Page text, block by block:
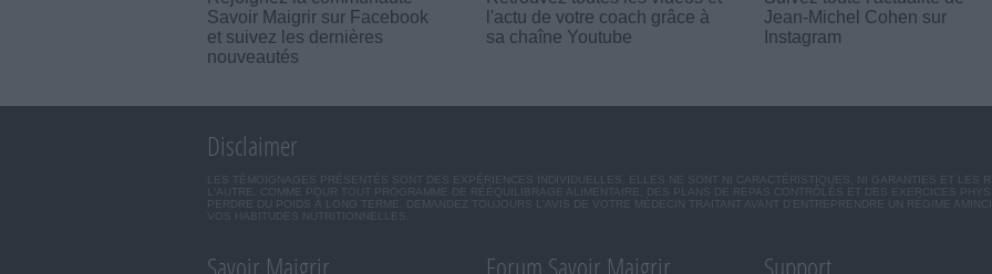
Savoir Maigrir sur Facebook
et suivez les dernières
nouveautés
l'actu de votre coach grâce à
sa chaîne Youtube
Jean-Michel Cohen sur
Instagram
Disclaimer
LES TÉMOIGNAGES PRÉSENTÉS SONT DES EXPÉRIENCES INDIVIDUELLES. ELLES NE SONT NI CARACTÉRISTIQUES, NI GARANTIES ET LES
L'AUTRE. COMME POUR TOUT PROGRAMME DE RÉÉQUILIBRAGE ALIMENTAIRE, DES PLANS DE REPAS CONTRÔLÉS ET DES EXERCICES
PERDRE DU POIDS À LONG TERME. DEMANDEZ TOUJOURS L'AVIS DE VOTRE MÉDECIN TRAITANT AVANT D'ENTREPRENDRE UN RÉGIME
VOS HABITUDES NUTRITIONNELLES.